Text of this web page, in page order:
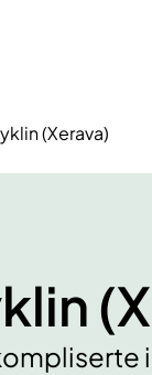
(Xerava)